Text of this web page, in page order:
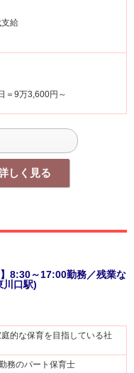
給
＝9万3,600円～
しく見る
8:30～17:00勤務／残業な
川口駅)
的な保育を目指している社
務のパート保育士